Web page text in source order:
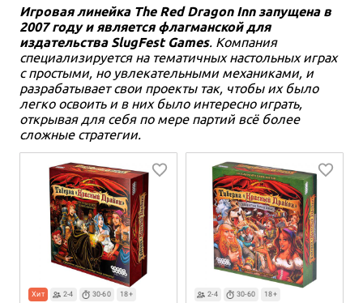
Игровая линейка The Red Dragon Inn запущена в
2007 году и является флагманской для
издательства SlugFest Games. Компания
специализируется на тематичных настольных играх
с простыми, но увлекательными механиками, и
разрабатывает свои проекты так, чтобы их было
легко освоить и в них было интересно играть,
открывая для себя по мере партий всё более
сложные стратегии.
Хит 2-4 30-60 18+ 2-4 30-60 18+